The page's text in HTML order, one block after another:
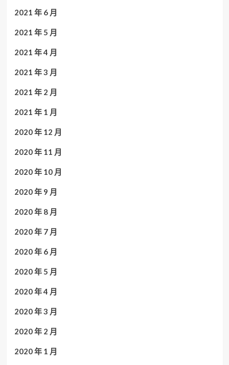
2021 年 6 月
2021 年 5 月
2021 年 4 月
2021 年 3 月
2021 年 2 月
2021 年 1 月
2020 年 12 月
2020 年 11 月
2020 年 10 月
2020 年 9 月
2020 年 8 月
2020 年 7 月
2020 年 6 月
2020 年 5 月
2020 年 4 月
2020 年 3 月
2020 年 2 月
2020 年 1 月